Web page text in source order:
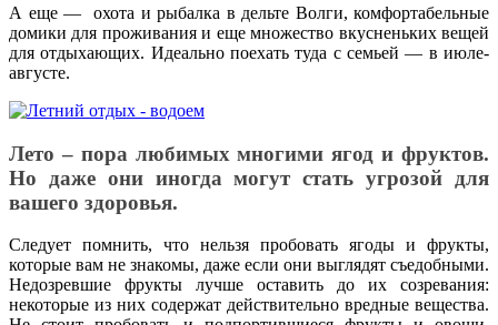
А еще — охота и рыбалка в дельте Волги, комфортабельные
домики для проживания и еще множество вкусненьких вещей
для отдыхающих. Идеально поехать туда с семьей — в июле-
августе.
Лето – пора любимых многими ягод и фруктов.
Но даже они иногда могут стать угрозой для
вашего здоровья.
Следует помнить, что нельзя пробовать ягоды и фрукты,
которые вам не знакомы, даже если они выглядят съедобными.
Недозревшие фрукты лучше оставить до их созревания:
некоторые из них содержат действительно вредные вещества.